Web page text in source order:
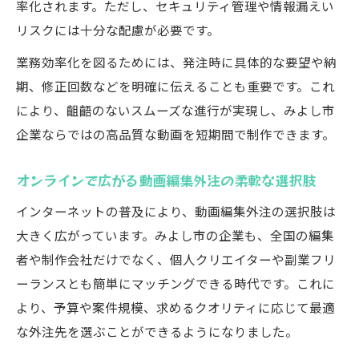
パクト
生かすか
率化されます。ただし、セキュリティ管理や情報漏えい
リスクには十分な配慮が必要です。
業務効率化を図るためには、発注時に具体的な要望や納
期、修正回数などを明確に伝えることも重要です。これ
により、齟齬のないスムーズな進行が実現し、みよし市
企業ならではの高品質な動画を短期間で制作できます。
オンラインで広がる動画編集外注の柔軟な選択肢
インターネットの普及により、動画編集外注の選択肢は
大きく広がっています。みよし市の企業も、全国の編集
者や制作会社だけでなく、個人クリエイターや副業フリ
ーランスとも簡単にマッチングできる時代です。これに
より、予算や案件規模、求めるクオリティに応じて最適
な外注先を選ぶことができるようになりました。